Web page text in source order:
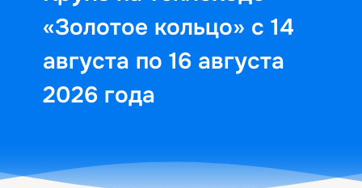
«Золотое кольцо» с 14
августа по 16 августа
2026 года